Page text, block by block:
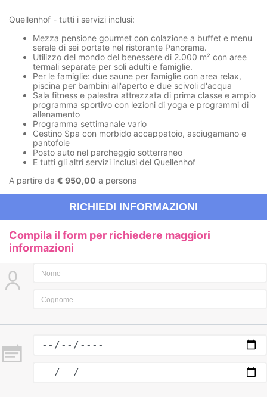
Quellenhof - tutti i servizi inclusi:
Mezza pensione gourmet con colazione a buffet e menu
serale di sei portate nel ristorante Panorama.
Utilizzo del mondo del benessere di 2.000 m² con aree
termali separate per soli adulti e famiglie.
Per le famiglie: due saune per famiglie con area relax,
piscina per bambini all'aperto e due scivoli d'acqua
Sala fitness e palestra attrezzata di prima classe e ampio
programma sportivo con lezioni di yoga e programmi di
allenamento
Programma settimanale vario
Cestino Spa con morbido accappatoio, asciugamano e
pantofole
Posto auto nel parcheggio sotterraneo
E tutti gli altri servizi inclusi del Quellenhof
A partire da € 950,00 a persona
RICHIEDI INFORMAZIONI
Compila il form per richiedere maggiori
informazioni